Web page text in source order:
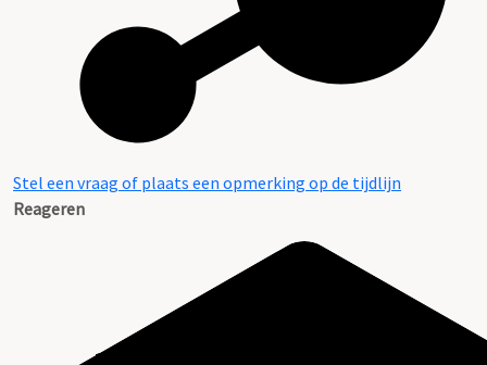
Stel een vraag of plaats een opmerking op de tijdlijn
Reageren